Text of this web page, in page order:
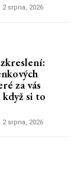
2 srpna, 2026
za vás
si to
2 srpna, 2026